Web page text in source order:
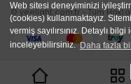
Web sitesi deneyiminizi
(cookies) kullanmaktayız.
vermiş sayılırsınız. Detaylı
inceleyebilirsiniz.Daha fazla
© yeelight.com.tr - Tüm